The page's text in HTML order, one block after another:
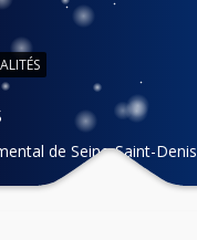
de Seine-Saint-Denis